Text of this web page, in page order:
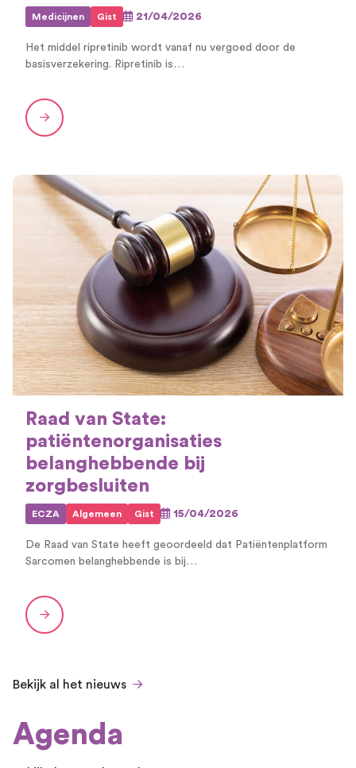
Medicijnen Gist 21/04/2026
Het middel ripretinib wordt vanaf nu vergoed door de
basisverzekering. Ripretinib is…
Raad van State:
patiëntenorganisaties
belanghebbende bij
zorgbesluiten
ECZA Algemeen Gist 15/04/2026
De Raad van State heeft geoordeeld dat Patiëntenplatform
Sarcomen belanghebbende is bij…
Bekijk al het nieuws
Agenda